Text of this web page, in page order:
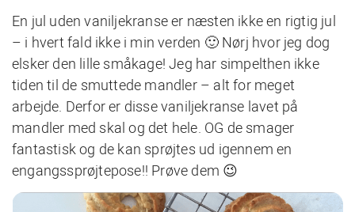
En jul uden vaniljekranse er næsten ikke en rigtig jul
– i hvert fald ikke i min verden 🙂 Nørj hvor jeg dog
elsker den lille småkage! Jeg har simpelthen ikke
tiden til de smuttede mandler – alt for meget
arbejde. Derfor er disse vaniljekranse lavet på
mandler med skal og det hele. OG de smager
fantastisk og de kan sprøjtes ud igennem en
engangssprøjtepose!! Prøve dem 😉